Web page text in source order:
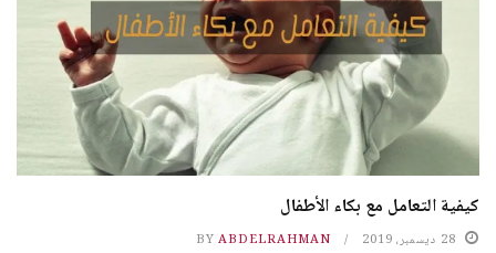
كيفية التعامل مع بكاء الأطفال
28 ديسمبر، 2019 BY ABDELRAHMAN